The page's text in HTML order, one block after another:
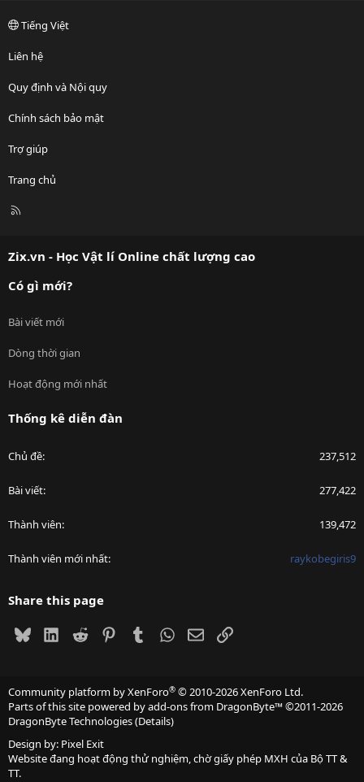
Tiếng Việt
Liên hệ
Quy định và Nội quy
Chính sách bảo mật
Trợ giúp
Trang chủ
R
Zix.vn - Học Vật lí Online chất lượng cao
Có gì mới?
Bài viết mới
Dòng thời gian
Hoạt động mới nhất
Thống kê diễn đàn
Chủ đề 237,512
Bài viết 277,422
Thành viên 139,472
Thành viên mới nhất raykobegiris9
Share this page
BlueskyLinkedIn
Reddit PinterestTumblrWhatsApp
EmailLink
Community platform by XenForo® © 2010-2026 XenForo Ltd.
Parts of this site powered byadd-ons from DragonByte™©2011-2026
DragonByte Technologies(Details)
Design by: Pixel Exit
Website đang hoạt động thử nghiệm, chờ giấy phép MXH của Bộ TT &
TT.